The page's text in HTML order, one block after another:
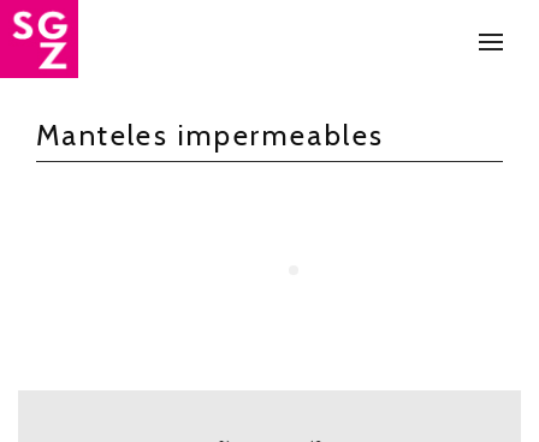
Soluciones Gráficas Zaragoza
Rotulación con vinilo
Manteles impermeables